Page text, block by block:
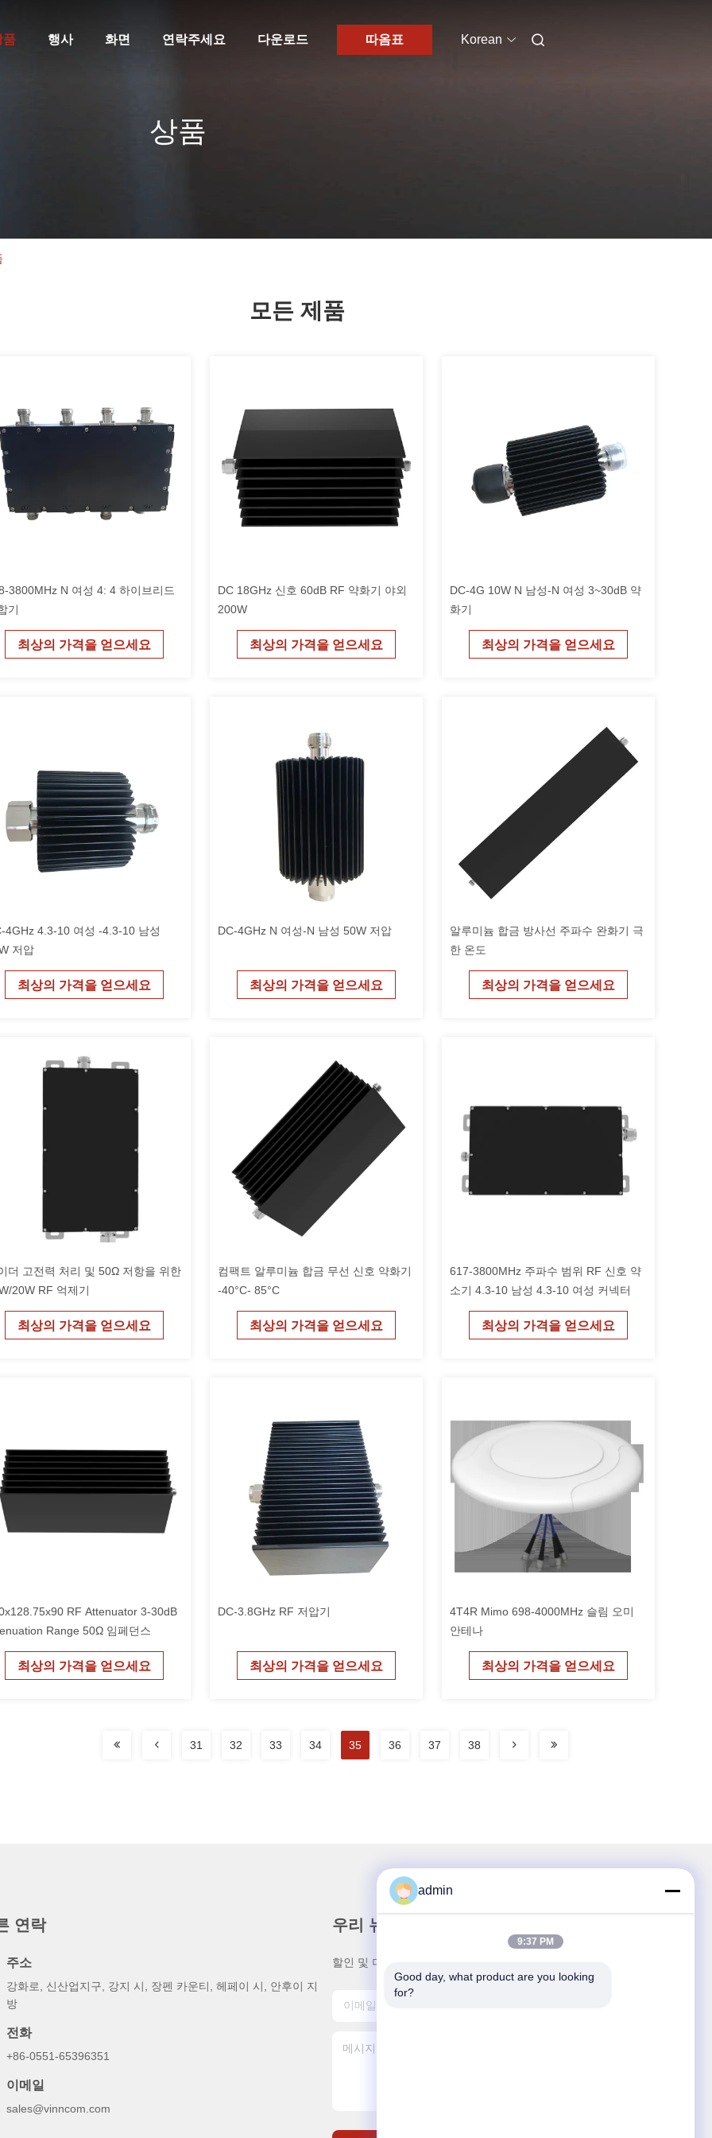
품 행사 화면 연락주세요 다운로드 따옴표 Korean
상품
모든 제품
3800MHz N 여성 4: 4 하이브리드
기
최상의 가격을 얻으세요
DC 18GHz 신호 60dB RF 약화기 야외
200W
최상의 가격을 얻으세요
DC-4G 10W N 남성-N 여성 3~30dB 약
화기
최상의 가격을 얻으세요
4GHz 4.3-10 여성 -4.3-10 남성
저압
최상의 가격을 얻으세요
DC-4GHz N 여성-N 남성 50W 저압
최상의 가격을 얻으세요
알루미늄 합금 방사선 주파수 완화기 극
한 온도
최상의 가격을 얻으세요
더 고전력 처리 및 50Ω 저항을 위한
20W RF 억제기
최상의 가격을 얻으세요
컴팩트 알루미늄 합금 무선 신호 약화기
-40°C- 85°C
최상의 가격을 얻으세요
617-3800MHz 주파수 범위 RF 신호 약
소기 4.3-10 남성 4.3-10 여성 커넥터
최상의 가격을 얻으세요
RF Attenuator 3-30dB
Range 50Ω 임페던스
최상의 가격을 얻으세요
DC-3.8GHz RF 저압기
최상의 가격을 얻으세요
4T4R Mimo 698-4000MHz 슬림 오미
안테나
최상의 가격을 얻으세요
31 32 33 34 35 36 37 38
연락
주소
강화로, 신산업지구, 강지 시, 장펜 카운티, 헤페이 시, 안후이 지
방
전화
+86-0551-65396351
이메일
sales@vinncom.com
우리 뉴스레터
할인 및 더 많은 혜택을 위해 뉴스레터를 구독하세요.
admin
9:37 PM
Good day, what product are you looking
for?